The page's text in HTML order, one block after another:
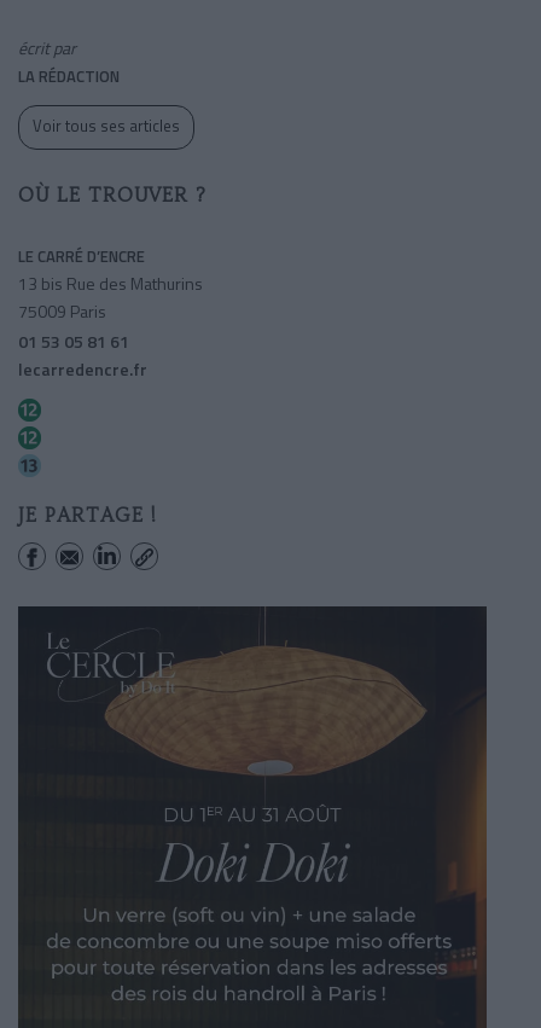
écrit par
LA RÉDACTION
Voir tous ses articles
OÙ LE TROUVER ?
LE CARRÉ D’ENCRE
13 bis Rue des Mathurins
75009 Paris
01 53 05 81 61
lecarredencre.fr
JE PARTAGE !